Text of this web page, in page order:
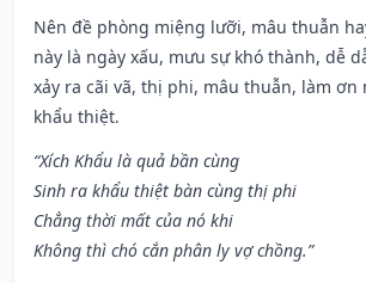
Nên đề phòng miệng lưỡi, mâu thuẫn
này là ngày xấu, mưu sự khó thành, dễ
xảy ra cãi vã, thị phi, mâu thuẫn, làm ơn
khẩu thiệt.
“Xích Khẩu là quả bần cùng
Sinh ra khẩu thiệt bàn cùng thị phi
Chẳng thời mất của nó khi
Không thì chó cắn phân ly vợ chồng.”